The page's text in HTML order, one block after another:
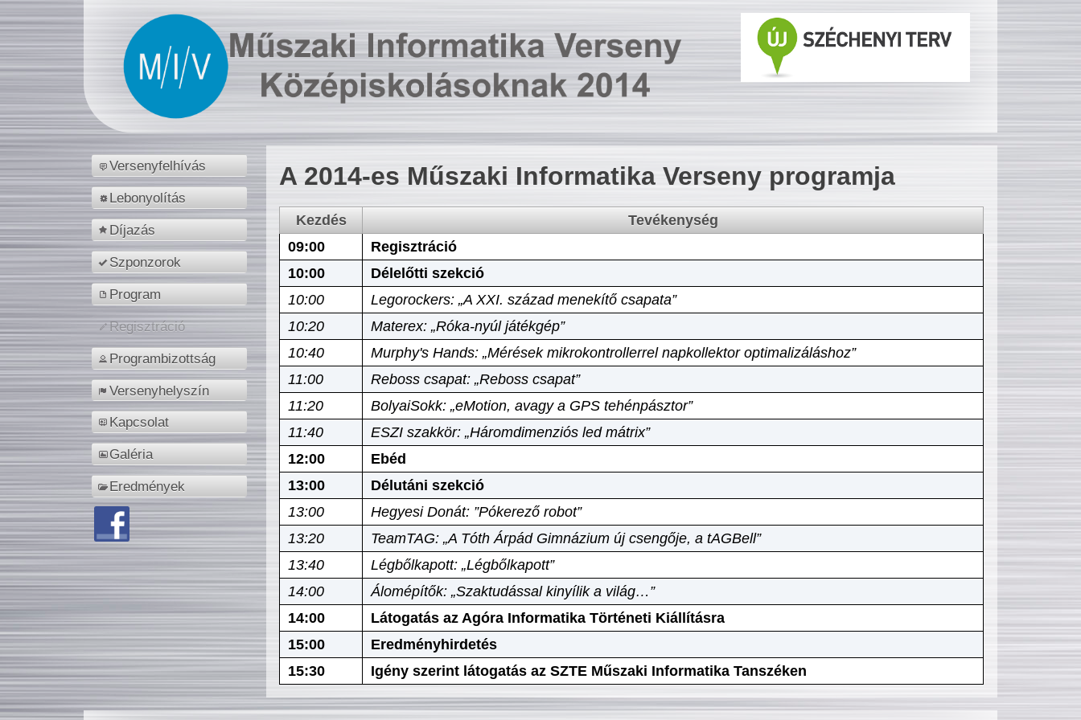
Versenyfelhívás
Lebonyolítás
Díjazás
Szponzorok
Program
Regisztráció
Programbizottság
Versenyhelyszín
Kapcsolat
Galéria
Eredmények
A 2014-es Műszaki Informatika Verseny programja
Kezdés
Tevékenység
09:00
Regisztráció
10:00
Délelőtti szekció
10:00
Legorockers: „A XXI. század menekítő csapata”
10:20
Materex: „Róka-nyúl játékgép”
10:40
Murphy's Hands: „Mérések mikrokontrollerrel napkollektor optimalizáláshoz”
11:00
Reboss csapat: „Reboss csapat”
11:20
BolyaiSokk: „eMotion, avagy a GPS tehénpásztor”
11:40
ESZI szakkör: „Háromdimenziós led mátrix”
12:00
Ebéd
13:00
Délutáni szekció
13:00
Hegyesi Donát: ”Pókerező robot”
13:20
TeamTAG: „A Tóth Árpád Gimnázium új csengője, a tAGBell”
13:40
Légbőlkapott: „Légbőlkapott”
14:00
Álomépítők: „Szaktudással kinyílik a világ…”
14:00
Látogatás az Agóra Informatika Történeti Kiállításra
15:00
Eredményhirdetés
15:30
Igény szerint látogatás az SZTE Műszaki Informatika Tanszéken